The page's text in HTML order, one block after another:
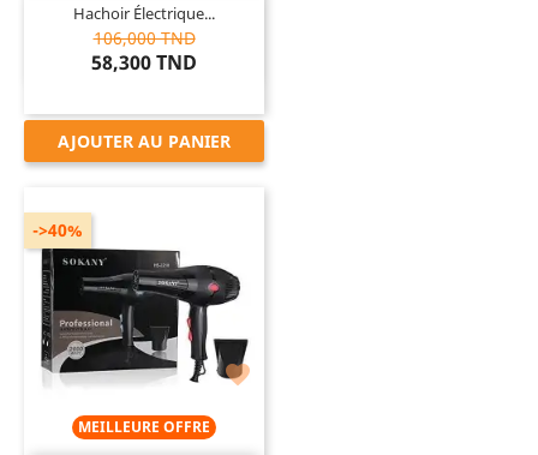
Hachoir Électrique...
106,000 TND
58,300 TND
AJOUTER AU PANIER

MEILLEURE OFFRE
->40%